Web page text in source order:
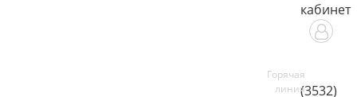
кабинет
(3532)